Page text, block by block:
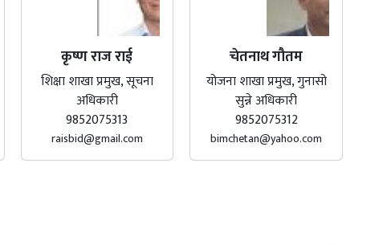
कृष्ण राज राई
शिक्षा शाखा प्रमुख, सूचना
अधिकारी
9852075313
raisbid@gmail.com
चेतनाथ गौतम
योजना शाखा प्रमुख, गुनासो
सुन्ने अधिकारी
9852075312
bimchetan@yahoo.com